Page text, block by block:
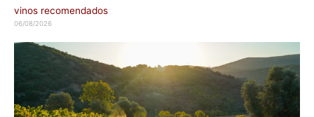
vinos recomendados
06/08/2026